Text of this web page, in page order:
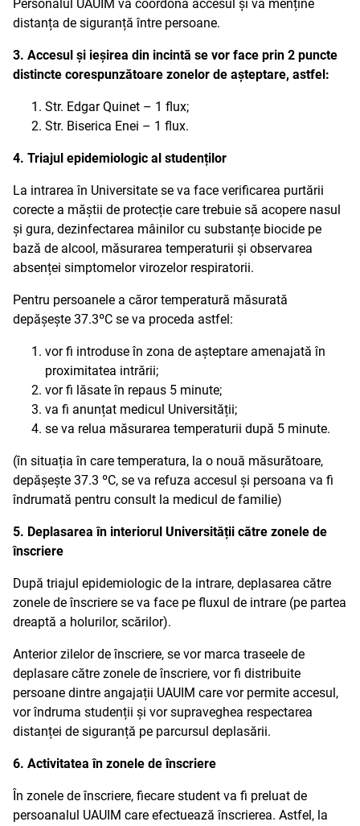
Personalul UAUIM va coordona accesul și va menține
distanța de siguranță între persoane.
3. Accesul și ieșirea din incintă se vor face prin 2 puncte
distincte corespunzătoare zonelor de așteptare, astfel:
Str. Edgar Quinet – 1 flux;
Str. Biserica Enei – 1 flux.
4. Triajul epidemiologic al studenților
La intrarea în Universitate se va face verificarea purtării
corecte a măștii de protecție care trebuie să acopere nasul
și gura, dezinfectarea mâinilor cu substanțe biocide pe
bază de alcool, măsurarea temperaturii și observarea
absenței simptomelor virozelor respiratorii.
Pentru persoanele a căror temperatură măsurată
depășește 37.3ºC se va proceda astfel:
vor fi introduse în zona de așteptare amenajată în
proximitatea intrării;
vor fi lăsate în repaus 5 minute;
va fi anunțat medicul Universității;
se va relua măsurarea temperaturii după 5 minute.
(în situația în care temperatura, la o nouă măsurătoare,
depășește 37.3 ºC, se va refuza accesul și persoana va fi
îndrumată pentru consult la medicul de familie)
5. Deplasarea în interiorul Universității către zonele de
înscriere
După triajul epidemiologic de la intrare, deplasarea către
zonele de înscriere se va face pe fluxul de intrare (pe partea
dreaptă a holurilor, scărilor).
Anterior zilelor de înscriere, se vor marca traseele de
deplasare către zonele de înscriere, vor fi distribuite
persoane dintre angajații UAUIM care vor permite accesul,
vor îndruma studenții și vor supraveghea respectarea
distanței de siguranță pe parcursul deplasării.
6. Activitatea în zonele de înscriere
În zonele de înscriere, fiecare student va fi preluat de
persoanalul UAUIM care efectuează înscrierea. Astfel, la